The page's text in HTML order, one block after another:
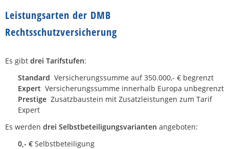
Leistungsarten der DMB
Rechtsschutzversicherung
Es gibt drei Tarifstufen:
Standard Versicherungssumme auf 350.000,- € begrenzt
Expert Versicherungssumme innerhalb Europa unbegrenzt
Prestige Zusatzbaustein mit Zusatzleistungen zum Tarif
Expert
Es werden drei Selbstbeteiligungsvarianten angeboten:
0,- € Selbstbeteiligung